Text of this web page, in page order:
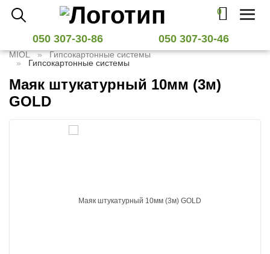
0
Toggle
050 307-30-86 050 307-30-46
MIOL
Гипсокартонные системы
Гипсокартонные системы
Маяк штукатурный 10мм (3м)
GOLD